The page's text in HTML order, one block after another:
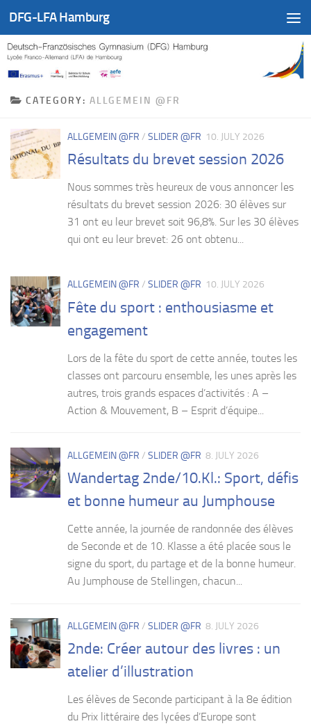
Skip to content
DFG-LFA Hamburg
CATEGORY: ALLGEMEIN @FR
ALLGEMEIN @FR / SLIDER @FR 10. JULY 2026
Résultats du brevet session 2026
Nous sommes très heureux de vous annoncer les
résultats du brevet session 2026: 30 élèves sur
31 ont eu leur brevet soit 96,8%. Sur les 30 élèves
qui ont eu leur brevet: 26 ont obtenu...
ALLGEMEIN @FR / SLIDER @FR 10. JULY 2026
Fête du sport : enthousiasme et
engagement
Lors de la fête du sport de cette année, toutes les
classes ont parcouru ensemble, les unes après les
autres, trois grands espaces d’activités : A –
Action & Mouvement, B – Esprit d’équipe...
ALLGEMEIN @FR / SLIDER @FR 8. JULY 2026
Wandertag 2nde/10.Kl.: Sport, défis
et bonne humeur au Jumphouse
Cette année, la journée de randonnée des élèves
de Seconde et de 10. Klasse a été placée sous le
signe du sport, du partage et de la bonne humeur.
Au Jumphouse de Stellingen, chacun...
ALLGEMEIN @FR / SLIDER @FR 8. JULY 2026
2nde: Créer autour des livres : un
atelier d’illustration
Les élèves de Seconde participant à la 8e édition
du Prix littéraire des lycées d’Europe sont